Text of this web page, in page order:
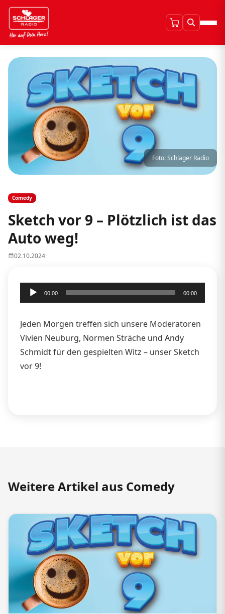
Foto: Schlager Radio
Comedy
Sketch vor 9 – Plötzlich ist das
Auto weg!
02.10.2024
Audio-
Player
00:00 00:00
Jeden Morgen treffen sich unsere Moderatoren
Vivien Neuburg, Normen Sträche und Andy
Schmidt für den gespielten Witz – unser Sketch
vor 9!
Weitere Artikel aus Comedy